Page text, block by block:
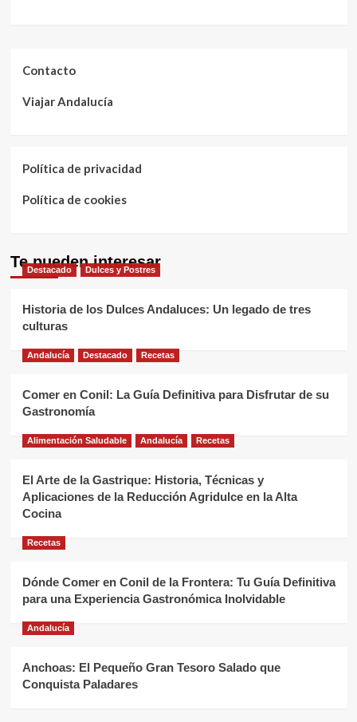
Contacto
Viajar Andalucía
Política de privacidad
Política de cookies
Te pueden interesar
Destacado Dulces y Postres
Historia de los Dulces Andaluces: Un legado de tres
culturas
Andalucía Destacado Recetas
Comer en Conil: La Guía Definitiva para Disfrutar de su
Gastronomía
Alimentación Saludable Andalucía Recetas
El Arte de la Gastrique: Historia, Técnicas y
Aplicaciones de la Reducción Agridulce en la Alta
Cocina
Recetas
Dónde Comer en Conil de la Frontera: Tu Guía Definitiva
para una Experiencia Gastronómica Inolvidable
Andalucía
Anchoas: El Pequeño Gran Tesoro Salado que
Conquista Paladares